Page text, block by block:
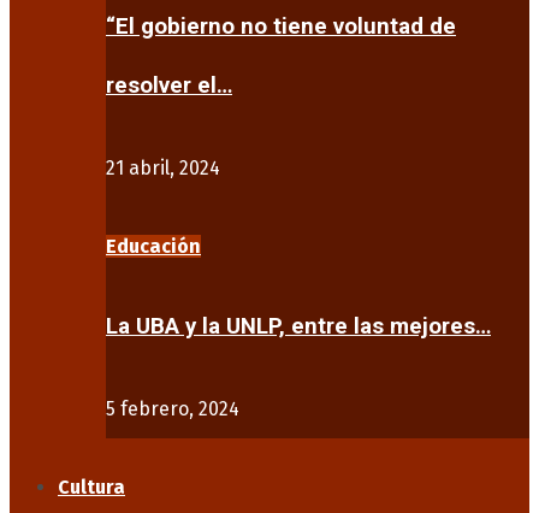
“El gobierno no tiene voluntad de
resolver el…
21 abril, 2024
Educación
La UBA y la UNLP, entre las mejores…
5 febrero, 2024
Cultura